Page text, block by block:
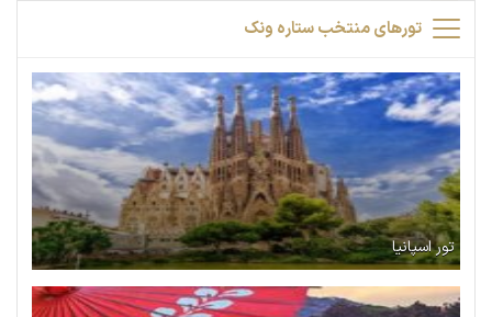
تورهای منتخب ستاره ونک
تور اسپانیا